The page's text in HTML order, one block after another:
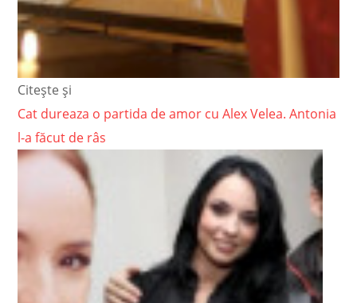
Citește și
Cat dureaza o partida de amor cu Alex Velea. Antonia
l-a făcut de râs